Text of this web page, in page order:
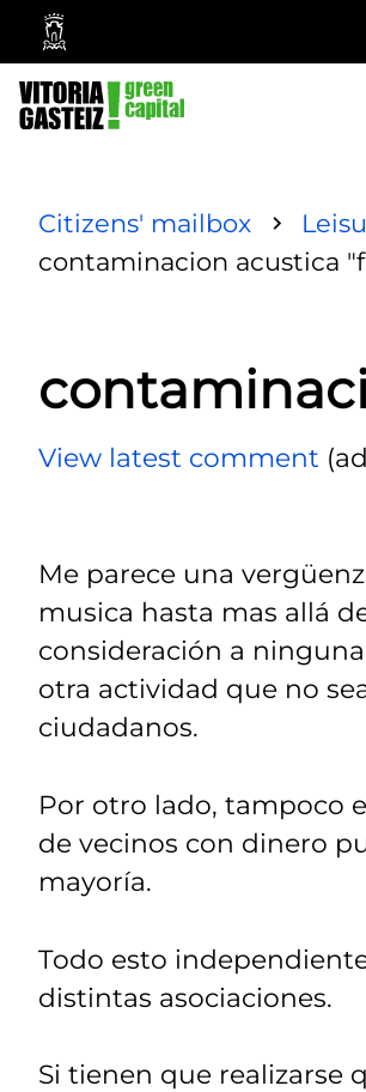
Vitoria-
Gasteiz
City
Council
Citizens' mailbox
contaminacion acustica
View latest comment
Me parece una
musica hasta mas allá
consideración a
otra actividad que no
ciudadanos.
Por otro lado, tampoco
de vecinos con dinero
mayoría.
Todo esto
distintas asociaciones.
Si tienen que realizarse